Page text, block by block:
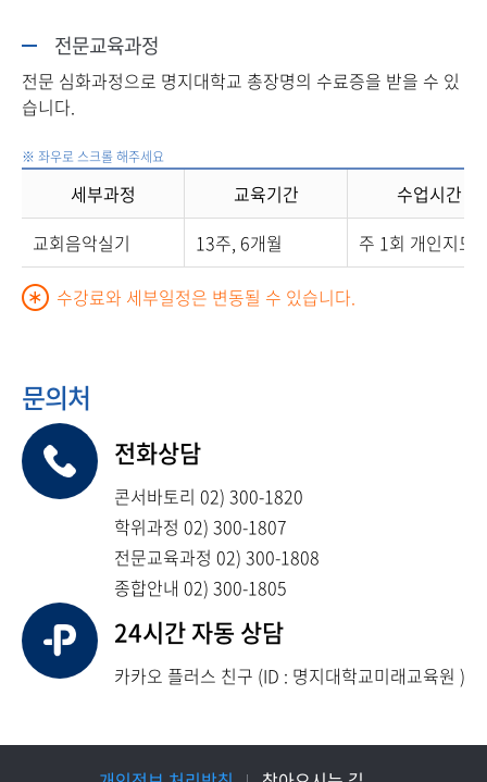
전문교육과정
전문 심화과정으로 명지대학교 총장명의 수료증을 받을 수 있
습니다.
세부과정 교육기간
수업시간
교회음악실기
13주, 6개월 주 1회 개인지도
수강료와 세부일정은 변동될 수 있습니다.
문의처
전화상담
콘서바토리 02) 300-1820
학위과정 02) 300-1807
전문교육과정 02) 300-1808
종합안내 02) 300-1805
24시간 자동 상담
카카오 플러스 친구 (ID : 명지대학교미래교육원 )